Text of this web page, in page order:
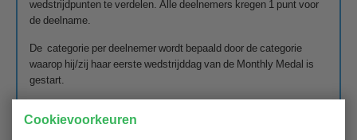
Cookievoorkeuren
wedstrijdpunten te verdelen. Alle deelnemers kregen 1 punt voor
de deelname.
De categorie per deelnemer wordt bepaald door de categorie
waarop hij/zij haar eerste wedstrijddag van de Monthly Medal is
gestart.
wedstrijd!